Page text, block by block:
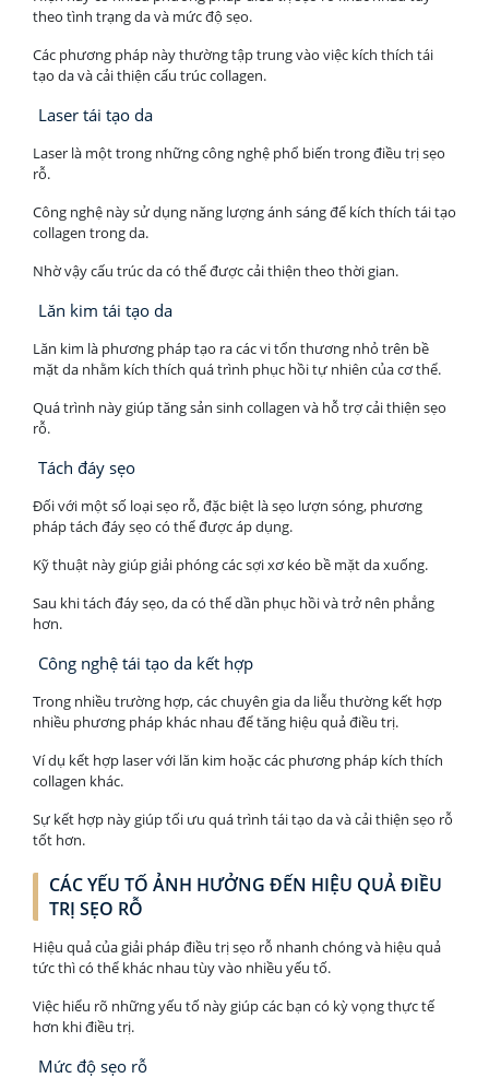
theo tình trạng da và mức độ sẹo.
Các phương pháp này thường tập trung vào việc kích thích tái
tạo da và cải thiện cấu trúc collagen.
Laser tái tạo da
Laser là một trong những công nghệ phổ biến trong điều trị sẹo
rỗ.
Công nghệ này sử dụng năng lượng ánh sáng để kích thích tái tạo
collagen trong da.
Nhờ vậy cấu trúc da có thể được cải thiện theo thời gian.
Lăn kim tái tạo da
Lăn kim là phương pháp tạo ra các vi tổn thương nhỏ trên bề
mặt da nhằm kích thích quá trình phục hồi tự nhiên của cơ thể.
Quá trình này giúp tăng sản sinh collagen và hỗ trợ cải thiện sẹo
rỗ.
Tách đáy sẹo
Đối với một số loại sẹo rỗ, đặc biệt là sẹo lượn sóng, phương
pháp tách đáy sẹo có thể được áp dụng.
Kỹ thuật này giúp giải phóng các sợi xơ kéo bề mặt da xuống.
Sau khi tách đáy sẹo, da có thể dần phục hồi và trở nên phẳng
hơn.
Công nghệ tái tạo da kết hợp
Trong nhiều trường hợp, các chuyên gia da liễu thường kết hợp
nhiều phương pháp khác nhau để tăng hiệu quả điều trị.
Ví dụ kết hợp laser với lăn kim hoặc các phương pháp kích thích
collagen khác.
Sự kết hợp này giúp tối ưu quá trình tái tạo da và cải thiện sẹo rỗ
tốt hơn.
CÁC YẾU TỐ ẢNH HƯỞNG ĐẾN HIỆU QUẢ ĐIỀU
TRỊ SẸO RỖ
Hiệu quả của giải pháp điều trị sẹo rỗ nhanh chóng và hiệu quả
tức thì có thể khác nhau tùy vào nhiều yếu tố.
Việc hiểu rõ những yếu tố này giúp các bạn có kỳ vọng thực tế
hơn khi điều trị.
Mức độ sẹo rỗ